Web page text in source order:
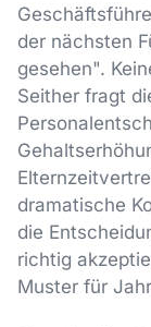
der nächsten
gesehen".
Seither fragt
dramatische
die
richtig
Muster für